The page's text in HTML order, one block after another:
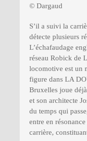
© Dargaud
S’il a suivi la
détecte plusieurs
L’échafaudage
réseau Robick de
locomotive est un
figure dans LA
Bruxelles joue
et son architecte
du temps qui
entre en
carrière,